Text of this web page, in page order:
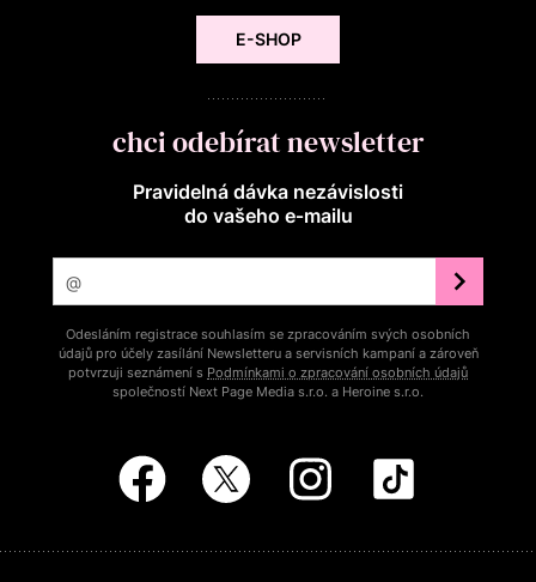
E-SHOP
chci odebírat newsletter
Pravidelná dávka nezávislosti
do vašeho e‑mailu
Odesláním registrace souhlasím se zpracováním svých osobních
údajů pro účely zasílání Newsletteru a servisních kampaní a zároveň
potvrzuji seznámení s Podmínkami o zpracování osobních údajů
společností Next Page Media s.r.o. a Heroine s.r.o.